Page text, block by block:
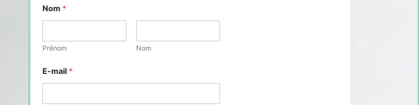
Nom *
Prénom Nom
E-mail *